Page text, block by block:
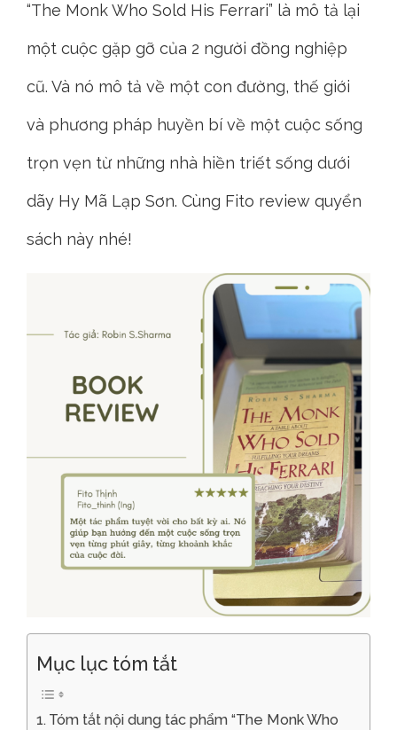
“The Monk Who Sold His Ferrari” là mô tả lại
một cuộc gặp gỡ của 2 người đồng nghiệp
cũ. Và nó mô tả về một con đường, thế giới
và phương pháp huyền bí về một cuộc sống
trọn vẹn từ những nhà hiền triết sống dưới
dãy Hy Mã Lạp Sơn. Cùng Fito review quyển
sách này nhé!
Mục lục tóm tắt
Tóm tắt nội dung tác phẩm “The Monk Who